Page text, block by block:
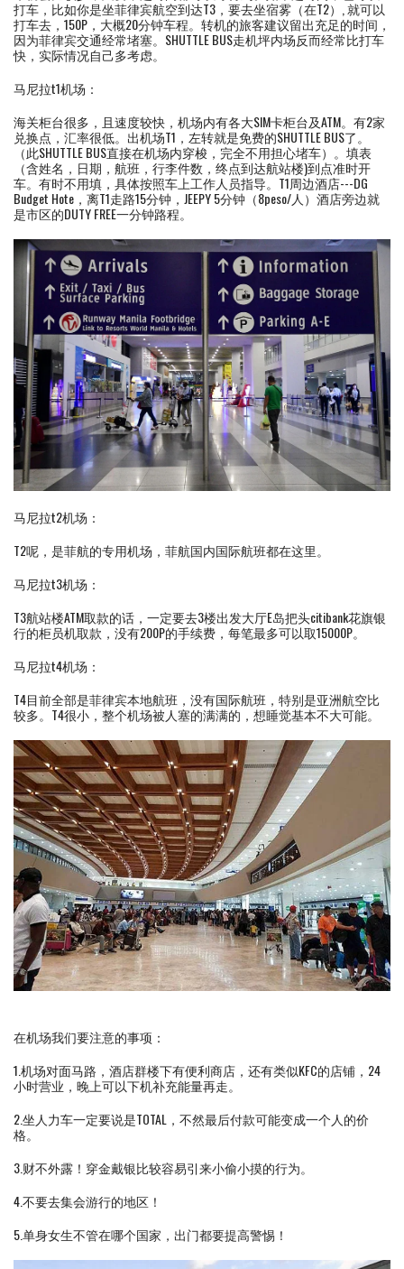
打车，比如你是坐菲律宾航空到达T3，要去坐宿雾（在T2）, 就可以
打车去，150P，大概20分钟车程。转机的旅客建议留出充足的时间，
因为菲律宾交通经常堵塞。SHUTTLE BUS走机坪内场反而经常比打车
快，实际情况自己多考虑。
马尼拉t1机场：
海关柜台很多，且速度较快，机场内有各大SIM卡柜台及ATM。有2家
兑换点，汇率很低。出机场T1，左转就是免费的SHUTTLE BUS了。
（此SHUTTLE BUS直接在机场内穿梭，完全不用担心堵车）。填表
（含姓名，日期，航班，行李件数，终点到达航站楼)到点准时开
车。有时不用填，具体按照车上工作人员指导。T1周边酒店---DG
Budget Hote，离T1走路15分钟，JEEPY 5分钟（8peso/人）酒店旁边就
是市区的DUTY FREE一分钟路程。
马尼拉t2机场：
T2呢，是菲航的专用机场，菲航国内国际航班都在这里。
马尼拉t3机场：
T3航站楼ATM取款的话，一定要去3楼出发大厅E岛把头citibank花旗银
行的柜员机取款，没有200P的手续费，每笔最多可以取15000P。
马尼拉t4机场：
T4目前全部是菲律宾本地航班，没有国际航班，特别是亚洲航空比
较多。T4很小，整个机场被人塞的满满的，想睡觉基本不大可能。
在机场我们要注意的事项：
1.机场对面马路，酒店群楼下有便利商店，还有类似KFC的店铺，24
小时营业，晚上可以下机补充能量再走。
2.坐人力车一定要说是TOTAL，不然最后付款可能变成一个人的价
格。
3.财不外露！穿金戴银比较容易引来小偷小摸的行为。
4.不要去集会游行的地区！
5.单身女生不管在哪个国家，出门都要提高警惕！